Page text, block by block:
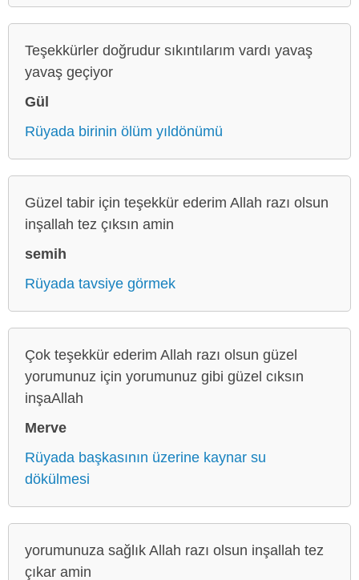
Teşekkürler doğrudur sıkıntılarım vardı yavaş
yavaş geçiyor
Gül
Rüyada birinin ölüm yıldönümü
Güzel tabir için teşekkür ederim Allah razı olsun
inşallah tez çıksın amin
semih
Rüyada tavsiye görmek
Çok teşekkür ederim Allah razı olsun güzel
yorumunuz için yorumunuz gibi güzel cıksın
inşaAllah
Merve
Rüyada başkasının üzerine kaynar su
dökülmesi
yorumunuza sağlık Allah razı olsun inşallah tez
çıkar amin